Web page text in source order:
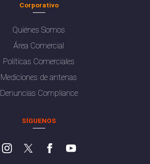
Corporativo
Quiénes Somos
Área Comercial
Políticas Comerciales
Mediciones de antenas
Denuncias Compliance
SÍGUENOS